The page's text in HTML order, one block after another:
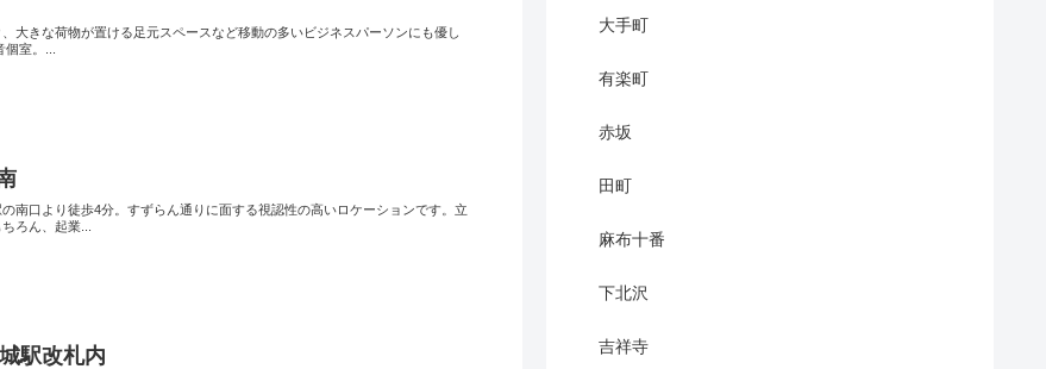
大きな荷物が置ける足元スペースなど移動の多いビジネスパーソンにも優し
室。...
南口より徒歩4分。すずらん通りに面する視認性の高いロケーションです。立
ろん、起業...
駅改札内
大手町
有楽町
赤坂
田町
麻布十番
下北沢
吉祥寺